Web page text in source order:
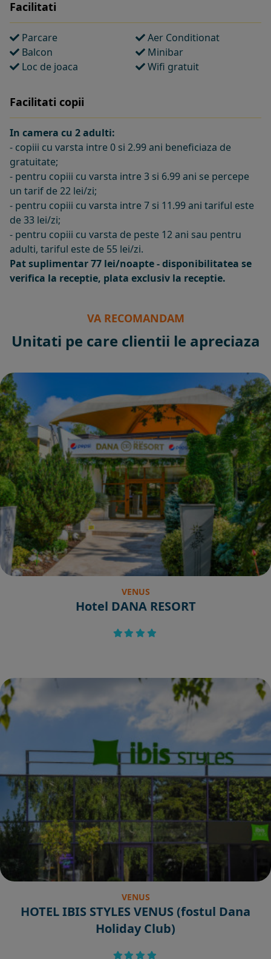
Facilitati
Parcare
Aer Conditionat
Balcon
Minibar
Loc de joaca
Wifi gratuit
Facilitati copii
In camera cu 2 adulti:
- copiii cu varsta intre 0 si 2.99 ani beneficiaza de
gratuitate;
- pentru copiii cu varsta intre 3 si 6.99 ani se percepe
un tarif de 22 lei/zi;
- pentru copiii cu varsta intre 7 si 11.99 ani tariful este
de 33 lei/zi;
- pentru copiii cu varsta de peste 12 ani sau pentru
adulti, tariful este de 55 lei/zi.
Pat suplimentar 77 lei/noapte - disponibilitatea se
verifica la receptie, plata exclusiv la receptie.
VA RECOMANDAM
Unitati pe care clientii le apreciaza
VENUS
Hotel DANA RESORT
VENUS
HOTEL IBIS STYLES VENUS (fostul Dana
Holiday Club)